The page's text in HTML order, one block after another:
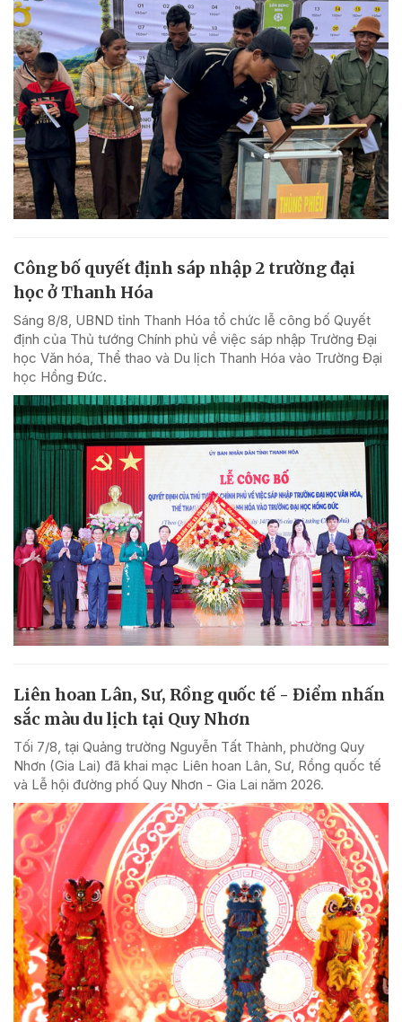
Công bố quyết định sáp nhập 2 trường đại
học ở Thanh Hóa
Sáng 8/8, UBND tỉnh Thanh Hóa tổ chức lễ công bố Quyết
định của Thủ tướng Chính phủ về việc sáp nhập Trường Đại
học Văn hóa, Thể thao và Du lịch Thanh Hóa vào Trường Đại
học Hồng Đức.
Liên hoan Lân, Sư, Rồng quốc tế - Điểm nhấn
sắc màu du lịch tại Quy Nhơn
Tối 7/8, tại Quảng trường Nguyễn Tất Thành, phường Quy
Nhơn (Gia Lai) đã khai mạc Liên hoan Lân, Sư, Rồng quốc tế
và Lễ hội đường phố Quy Nhơn - Gia Lai năm 2026.